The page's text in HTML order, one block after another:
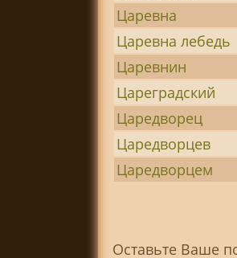
Царевна
Царевна лебедь
Царевнин
Цареградский
Царедворец
Царедворцев
Царедворцем
Оставьте Ваше